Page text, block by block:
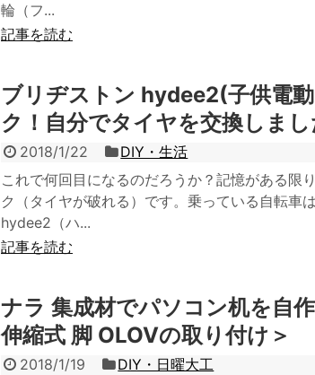
輪（フ...
記事を読む
ブリヂストン hydee2(子供電
ク！自分でタイヤを交換しまし
2018/1/22
DIY・生活
これで何回目になるのだろうか？記憶がある限
ク（タイヤが破れる）です。乗っている自転車
hydee2（ハ...
記事を読む
ナラ 集成材でパソコン机を自
伸縮式 脚 OLOVの取り付け＞
2018/1/19
DIY・日曜大工